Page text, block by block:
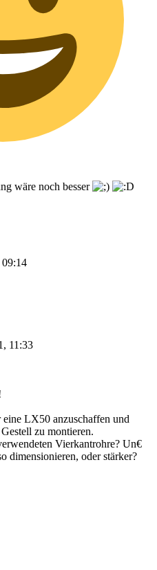
wäre noch besser
11:33
LX50 anzuschaffen und
zu montieren.
Vierkantrohre? Un€
dimensionieren, oder stärker?